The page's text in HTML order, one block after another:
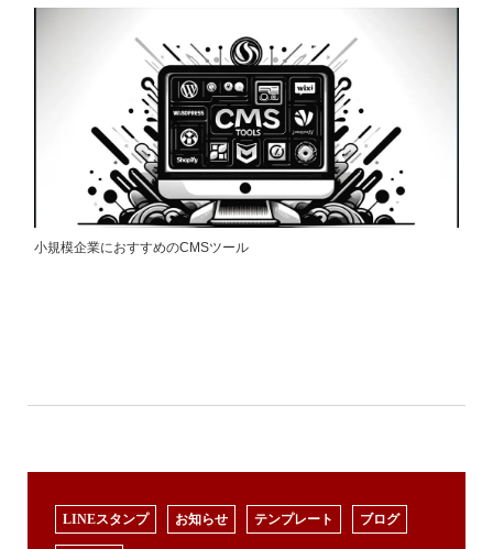
小規模企業におすすめのCMSツール
LINEスタンプ お知らせ テンプレート ブログ